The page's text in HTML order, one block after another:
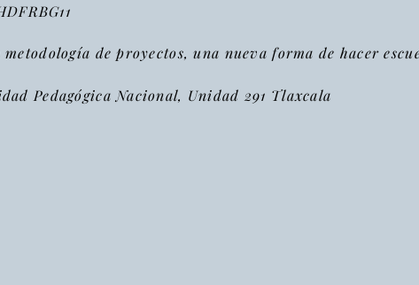
metodología de proyectos, una nueva forma de hacer
Pedagógica Nacional, Unidad 291 Tlaxcala